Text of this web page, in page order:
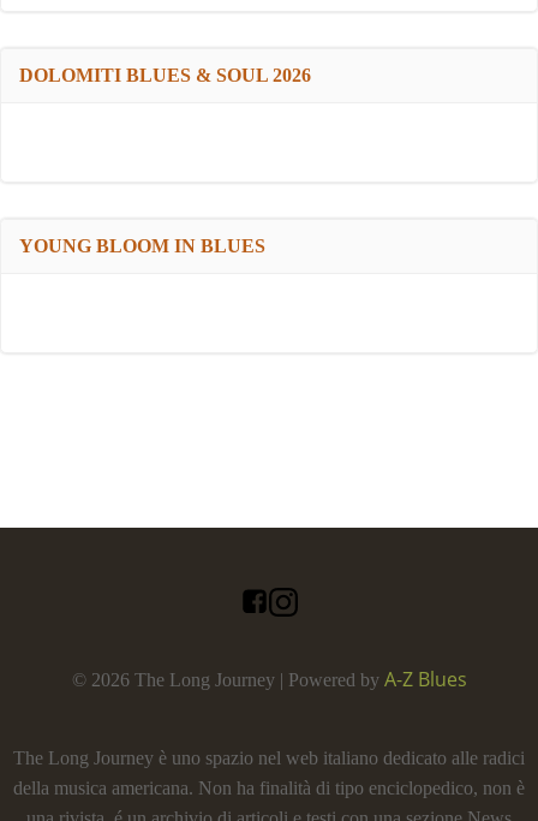
DOLOMITI BLUES & SOUL 2026
YOUNG BLOOM IN BLUES
© 2026 The Long Journey | Powered by A-Z Blues
The Long Journey è uno spazio nel web italiano dedicato alle radici
della musica americana. Non ha finalità di tipo enciclopedico, non è